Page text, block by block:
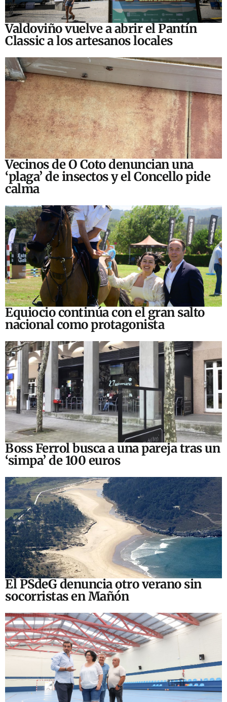
Valdoviño vuelve a abrir el Pantín
Classic a los artesanos locales
Vecinos de O Coto denuncian una
‘plaga’ de insectos y el Concello pide
calma
Equiocio continúa con el gran salto
nacional como protagonista
Boss Ferrol busca a una pareja tras un
‘simpa’ de 100 euros
El PSdeG denuncia otro verano sin
socorristas en Mañón